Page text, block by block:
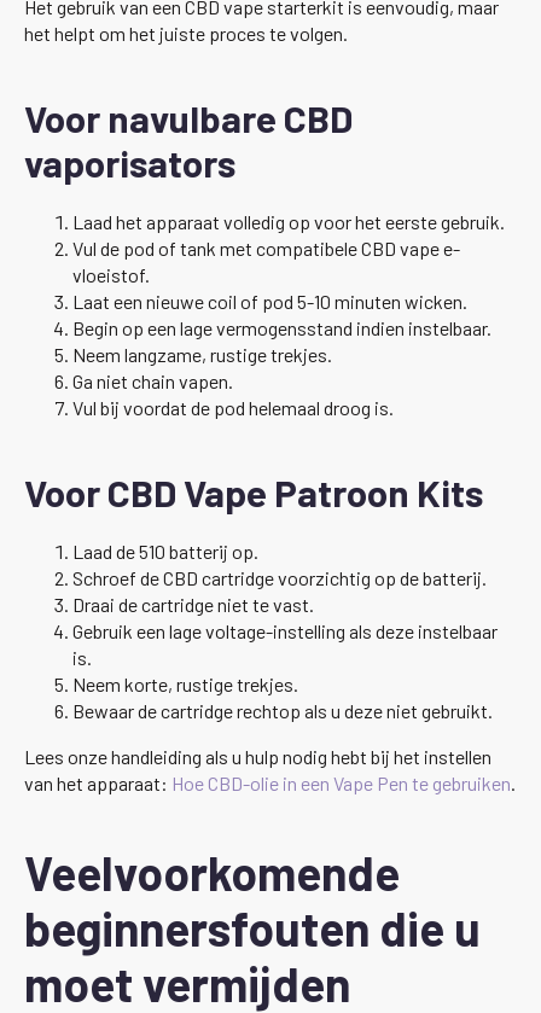
Het gebruik van een CBD vape starterkit is eenvoudig, maar
het helpt om het juiste proces te volgen.
Voor navulbare CBD
vaporisators
Laad het apparaat volledig op voor het eerste gebruik.
Vul de pod of tank met compatibele CBD vape e-
vloeistof.
Laat een nieuwe coil of pod 5-10 minuten wicken.
Begin op een lage vermogensstand indien instelbaar.
Neem langzame, rustige trekjes.
Ga niet chain vapen.
Vul bij voordat de pod helemaal droog is.
Voor CBD Vape Patroon Kits
Laad de 510 batterij op.
Schroef de CBD cartridge voorzichtig op de batterij.
Draai de cartridge niet te vast.
Gebruik een lage voltage-instelling als deze instelbaar
is.
Neem korte, rustige trekjes.
Bewaar de cartridge rechtop als u deze niet gebruikt.
Lees onze handleiding als u hulp nodig hebt bij het instellen
van het apparaat: Hoe CBD-olie in een Vape Pen te gebruiken
Veelvoorkomende
beginnersfouten die u
moet vermijden